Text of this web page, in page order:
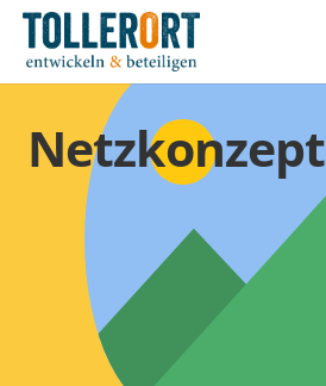
Netzkonzept